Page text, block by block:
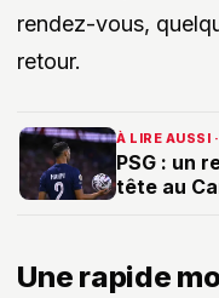
rendez-vous,
retour.
À LIRE AUSSI
PSG : un
tête au
Une rapide